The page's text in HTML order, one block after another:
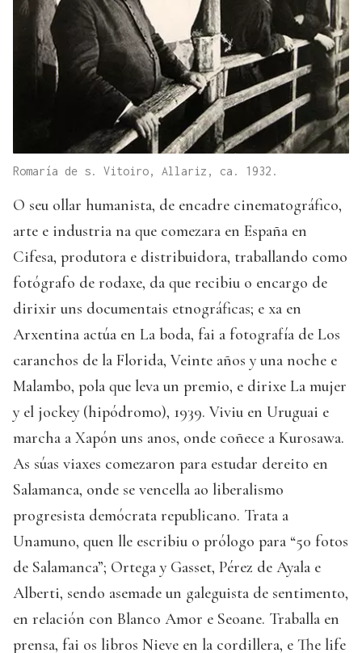
Romaría de s. Vitoiro, Allariz, ca. 1932.
O seu ollar humanista, de encadre cinematográfico,
arte e industria na que comezara en España en
Cifesa, produtora e distribuidora, traballando como
fotógrafo de rodaxe, da que recibiu o encargo de
dirixir uns documentais etnográficas; e xa en
Arxentina actúa en La boda, fai a fotografía de Los
caranchos de la Florida, Veinte años y una noche e
Malambo, pola que leva un premio, e dirixe La mujer
y el jockey (hipódromo), 1939. Viviu en Uruguai e
marcha a Xapón uns anos, onde coñece a Kurosawa.
As súas viaxes comezaron para estudar dereito en
Salamanca, onde se vencella ao liberalismo
progresista demócrata republicano. Trata a
Unamuno, quen lle escribiu o prólogo para “50 fotos
de Salamanca”; Ortega y Gasset, Pérez de Ayala e
Alberti, sendo asemade un galeguista de sentimento,
en relación con Blanco Amor e Seoane. Traballa en
prensa, fai os libros Nieve en la cordillera, e The life